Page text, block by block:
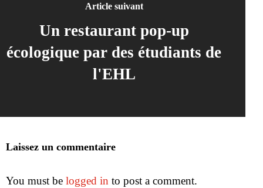
Article suivant
Un restaurant pop-up
écologique par des étudiants de
l'EHL
Laissez un commentaire
You must be logged in to post a comment.